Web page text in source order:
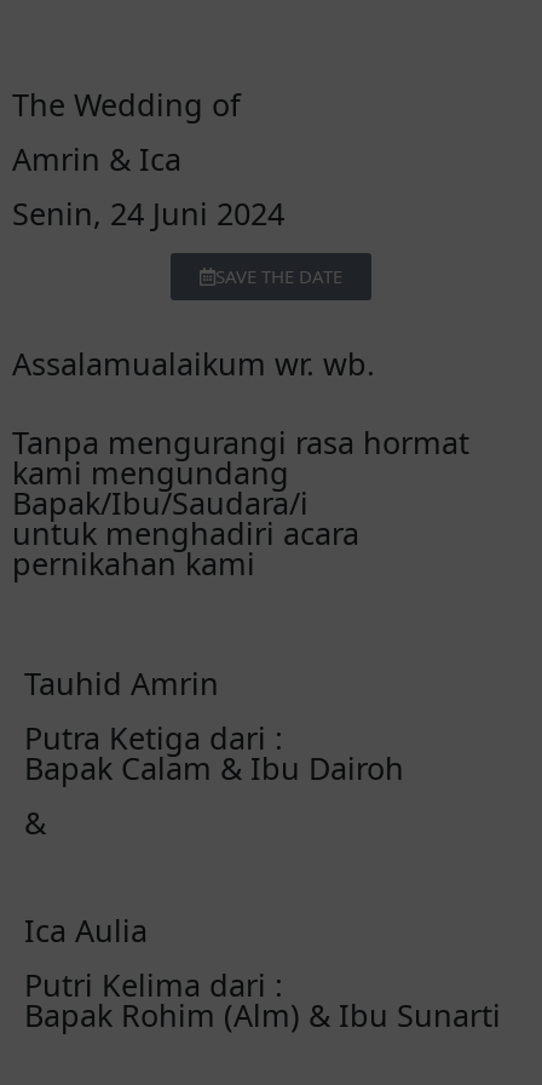
The Wedding of
Amrin & Ica
Senin, 24 Juni 2024
SAVE THE DATE
Assalamualaikum wr. wb.
Tanpa mengurangi rasa hormat
kami mengundang
Bapak/Ibu/Saudara/i
untuk menghadiri acara
pernikahan kami
Tauhid Amrin
Putra Ketiga dari :
Bapak Calam & Ibu Dairoh
&
Ica Aulia
Putri Kelima dari :
Bapak Rohim (Alm) & Ibu Sunarti